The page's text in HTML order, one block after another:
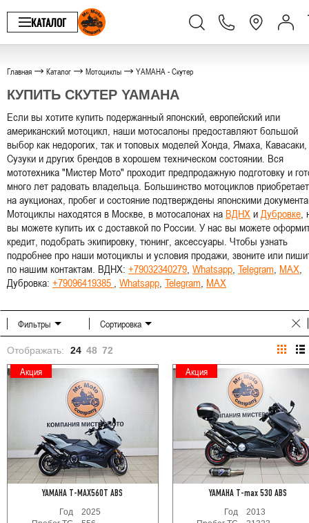
КАТАЛОГ
Главная Каталог Мотоциклы YAMAHA - Скутер
КУПИТЬ СКУТЕР YAMAHA
Если вы хотите купить подержанный японский, европейский или
американский мотоцикл, наши мотосалоны предоставляют большой
выбор как недорогих, так и топовых моделей Хонда, Ямаха, Кавасаки,
Сузуки и других брендов в хорошем техническом состоянии. Вся
мототехника "Мистер Мото" проходит предпродажную подготовку и
много лет радовать владельца. Большинство мотоциклов
на аукционах, пробег и состояние подтверждены японскими
Мотоциклы находятся в Москве, в мотосалонах на ВДНХ и Дубровке,
вы можете купить их с доставкой по России. У нас вы можете
кредит, подобрать экипировку, тюнинг, аксессуары. Чтобы узнать
подробнее про наши мотоциклы и условия продажи, звоните или
по нашим контактам. ВДНХ: +79032340279, Whatsapp, Telegram, MAX,
Дубровка: +79096419385 , Whatsapp, Telegram, MAX
Фильтры Сортировка
Отображать: 24 48 72
Акция
YAMAHA T-MAX560T ABS
Год
2025
Акция
YAMAHA T-max 530 ABS
Год
2013